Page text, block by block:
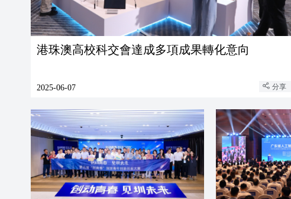
港珠澳高校科交會達成多項成果轉化意向
2025-06-07 分享